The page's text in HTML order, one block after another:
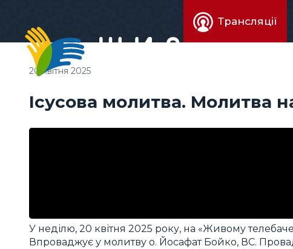
Живе
телебачення
Трансляції
Ісусова молитва. Молитва
20 квітня 2025
У неділю, 20 квітня 2025 року, на «Живому
Впроваджує у молитву о. Йосафат Бойко, ВС.